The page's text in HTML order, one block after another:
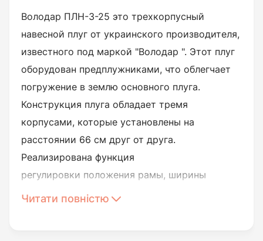
Володар ПЛН-3-25 это трехкорпусный
навесной плуг от украинского производителя,
известного под маркой "Володар ". Этот плуг
оборудован предплужниками, что облегчает
погружение в землю основного плуга.
Конструкция плуга обладает тремя
корпусами, которые установлены на
расстоянии 66 см друг от друга.
Реализирована функция
регулировки положения рамы, ширины
захвата и глубины обработки. Ширина
Читати повністю